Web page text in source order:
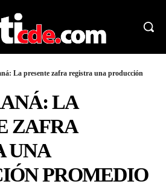
La presente zafra registra una producción
LA
ZAFRA
UNA
PROMEDIO